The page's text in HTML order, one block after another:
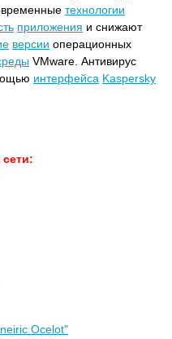
технологии
приложения и снижают
версии операционных
VMware. Антивирус
интерфейса Kaspersky
Ocelot"